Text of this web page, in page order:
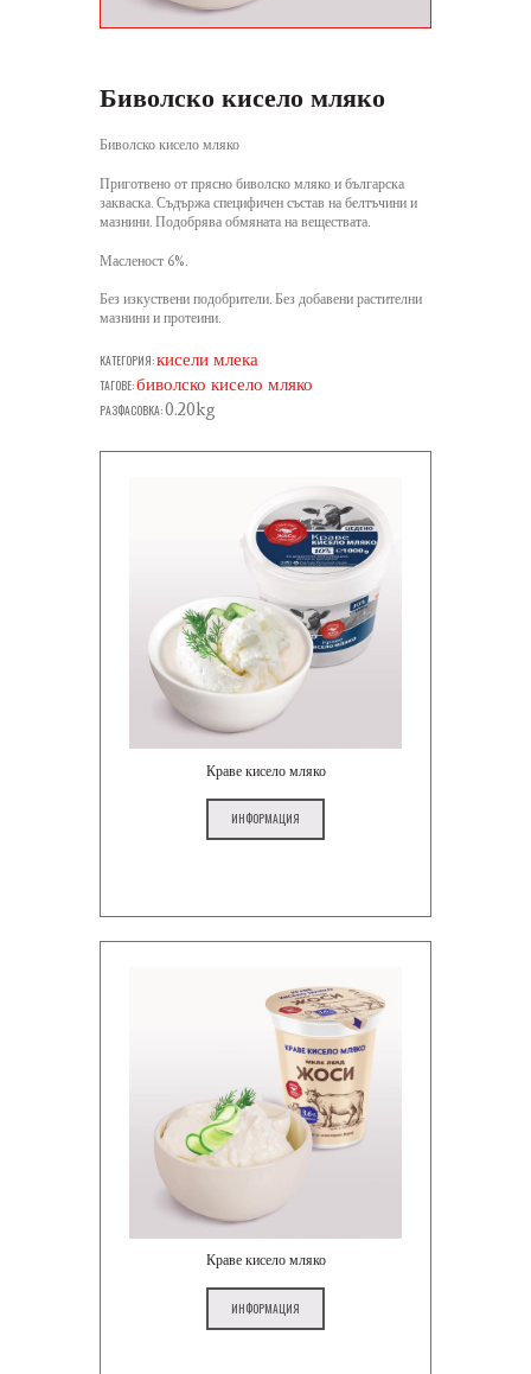
Биволско кисело мляко
Биволско кисело мляко
Приготвено от прясно биволско мляко и българска
закваска. Съдържа специфичен състав на белтъчини и
мазнини. Подобрява обмяната на веществата.
Масленост 6%.
Без изкуствени подобрители. Без добавени растителни
мазнини и протеини.
КАТЕГОРИЯ:кисели млека
ТАГОВЕ:биволско кисело мляко
РАЗФАСОВКА:0.20kg
Краве кисело мляко
ИНФОРМАЦИЯ
Краве кисело мляко
ИНФОРМАЦИЯ